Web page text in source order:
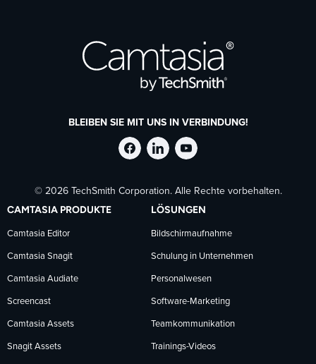
BLEIBEN SIE MIT UNS IN VERBINDUNG!
TechSmith
auf
Facebook
folgen
TechSmith
auf
LinkedIn
folgen
TechSmith
auf
YouTube
folgen
© 2026 TechSmith Corporation. Alle Rechte vorbehalten.
CAMTASIA PRODUKTE
Camtasia Editor
Camtasia Snagit
Camtasia Audiate
Screencast
Camtasia Assets
Snagit Assets
LÖSUNGEN
Bildschirmaufnahme
Schulung in Unternehmen
Personalwesen
Software-Marketing
Teamkommunikation
Trainings-Videos